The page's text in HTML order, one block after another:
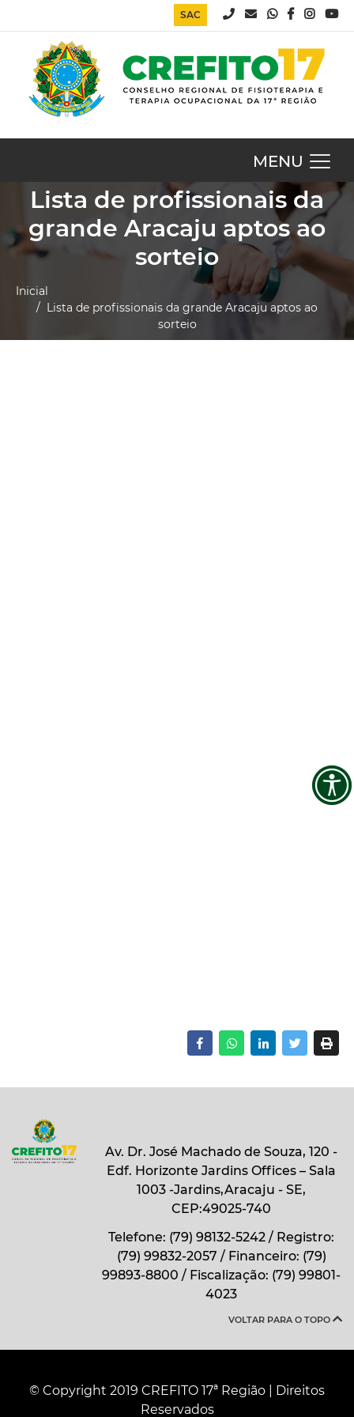
SAC
MENU
Lista de profissionais da
grande Aracaju aptos ao
sorteio
Inicial
/ Lista de profissionais da grande Aracaju aptos ao
sorteio
Av. Dr. José Machado de Souza, 120 -
Edf. Horizonte Jardins Offices – Sala
1003 -Jardins,Aracaju - SE,
CEP:49025-740
Telefone: (79) 98132-5242 / Registro:
(79) 99832-2057 / Financeiro: (79)
99893-8800 / Fiscalização: (79) 99801-
4023
VOLTAR PARA O TOPO
© Copyright 2019 CREFITO 17ª Região | Direitos
Reservados